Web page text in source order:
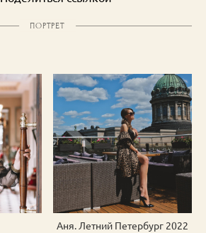
ПОРТРЕТ
Аня. Летний Петербург 2022